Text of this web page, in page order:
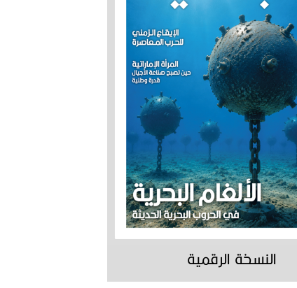
النسخة الرقمية